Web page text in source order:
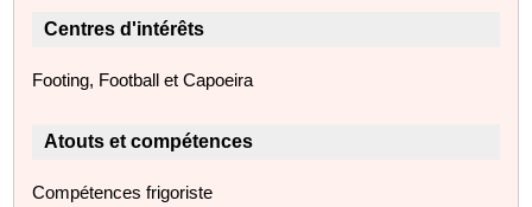
Centres d'intérêts
Footing, Football et Capoeira
Atouts et compétences
Compétences frigoriste